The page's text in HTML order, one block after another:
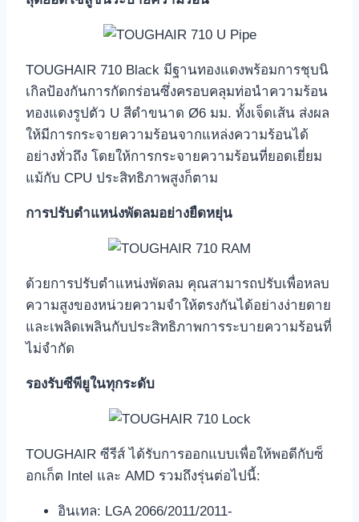
TOUGHAIR 710 Black มีฐานทองแดงพร้อมการชุบนิ
เกิลป้องกันการกัดกร่อนซึ่งครอบคลุมท่อนำความร้อน
ทองแดงรูปตัว U สีดำขนาด Ø6 มม. ทั้งเจ็ดเส้น ส่งผล
ให้มีการกระจายความร้อนจากแหล่งความร้อนได้
อย่างทั่วถึง โดยให้การกระจายความร้อนที่ยอดเยี่ยม
แม้กับ CPU ประสิทธิภาพสูงก็ตาม
การปรับตำแหน่งพัดลมอย่างยืดหยุ่น
ด้วยการปรับตำแหน่งพัดลม คุณสามารถปรับเพื่อหลบ
ความสูงของหน่วยความจำให้ตรงกันได้อย่างง่ายดาย
และเพลิดเพลินกับประสิทธิภาพการระบายความร้อนที่
ไม่จำกัด
รองรับซีพียูในทุกระดับ
TOUGHAIR ซีรีส์ ได้รับการออกแบบเพื่อให้พอดีกับซ็
อกเก็ต Intel และ AMD รวมถึงรุ่นต่อไปนี้:
อินเทล: LGA 2066/2011/2011-